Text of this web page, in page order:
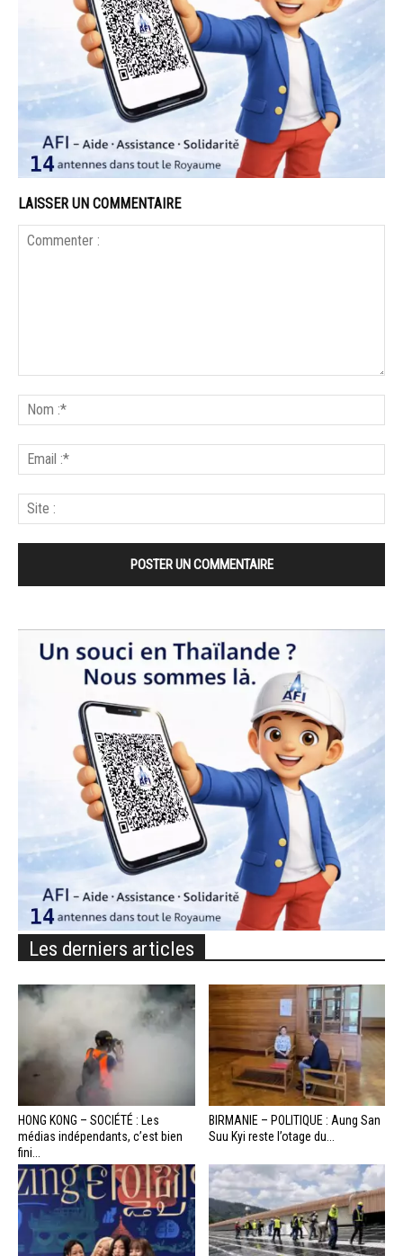
LAISSER UN COMMENTAIRE
Les derniers articles
HONG KONG – SOCIÉTÉ : Les
médias indépendants, c’est bien
fini...
BIRMANIE – POLITIQUE : Aung San
Suu Kyi reste l’otage du...